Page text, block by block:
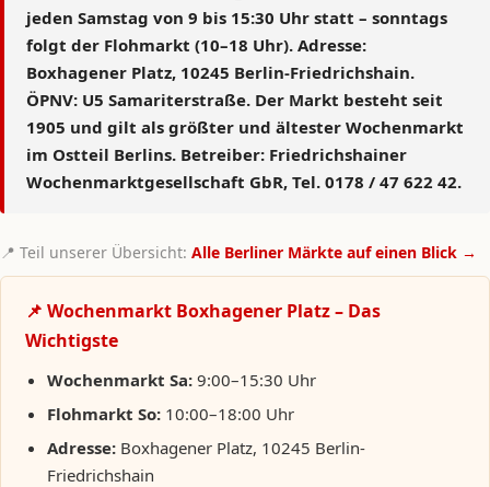
jeden Samstag von 9 bis 15:30 Uhr statt – sonntags
folgt der Flohmarkt (10–18 Uhr). Adresse:
Boxhagener Platz, 10245 Berlin-Friedrichshain.
ÖPNV: U5 Samariterstraße. Der Markt besteht seit
1905 und gilt als größter und ältester Wochenmarkt
im Ostteil Berlins. Betreiber: Friedrichshainer
Wochenmarktgesellschaft GbR, Tel. 0178 / 47 622 42.
📍 Teil unserer Übersicht: Alle Berliner Märkte auf einen Blick →
📌 Wochenmarkt Boxhagener Platz – Das
Wichtigste
Wochenmarkt Sa: 9:00–15:30 Uhr
Flohmarkt So: 10:00–18:00 Uhr
Adresse: Boxhagener Platz, 10245 Berlin-
Friedrichshain